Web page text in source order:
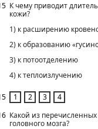
К чему приводит
кожи?
1) к расширению
2) к образованию
3) к потоотделению
4) к теплоизлучению
Какой из
головного мозга?